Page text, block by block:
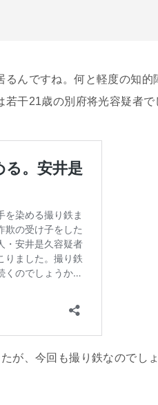
んですね。何と軽度の知的
干21歳の別府将光容疑者で
が、今回も撮り鉄なのでし